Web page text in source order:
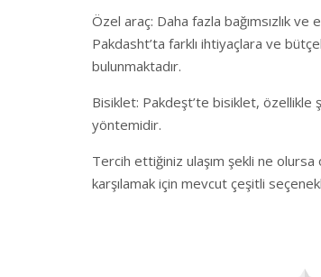
Özel araç: Daha fazla bağımsızlık
Pakdasht’ta farklı ihtiyaçlara ve
bulunmaktadır.
Bisiklet: Pakdeşt’te bisiklet, özellikle
yöntemidir.
Tercih ettiğiniz ulaşım şekli ne
karşılamak için mevcut çeşitli